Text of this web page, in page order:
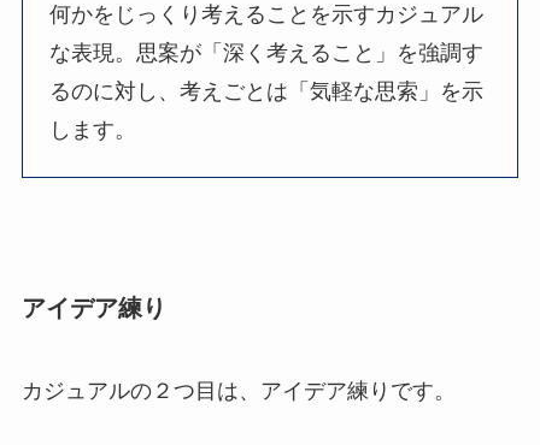
何かをじっくり考えることを示すカジュアル
な表現。思案が「深く考えること」を強調す
るのに対し、考えごとは「気軽な思索」を示
します。
アイデア練り
カジュアルの２つ目は、アイデア練りです。